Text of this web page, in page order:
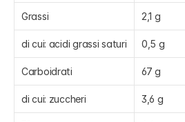
Grassi 2,1 g
di cui: acidi grassi saturi 0,5 g
Carboidrati 67 g
di cui: zuccheri 3,6 g